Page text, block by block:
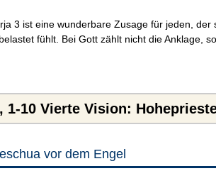
3 ist eine wunderbare Zusage für jeden, der
fühlt. Bei Gott zählt nicht die Anklage,
1-10 Vierte Vision:
vor dem Engel